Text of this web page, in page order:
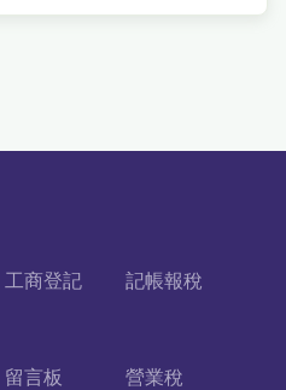
工商登記 記帳報稅
留言板 營業稅